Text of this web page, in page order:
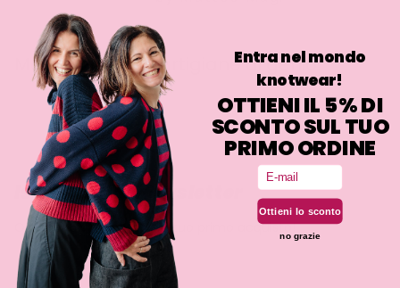
Maglie e gioielli, artigiane di genio.
Iscriviti alla newsletter
Ottieni il 5% di sconto sul tuo primo acquisto!
Nome
Entra nel mondo
knotwear!
OTTIENI IL 5% DI
SCONTO SUL TUO
PRIMO ORDINE
Email
Ottieni lo sconto
no grazie